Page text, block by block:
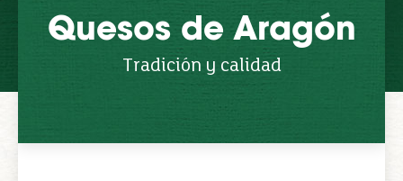
Quesos de Aragón
Tradición y calidad